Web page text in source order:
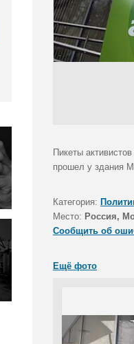
Пикеты
прошел у здания
Категория:
Место: Россия,
Сообщить об
Ещё фото